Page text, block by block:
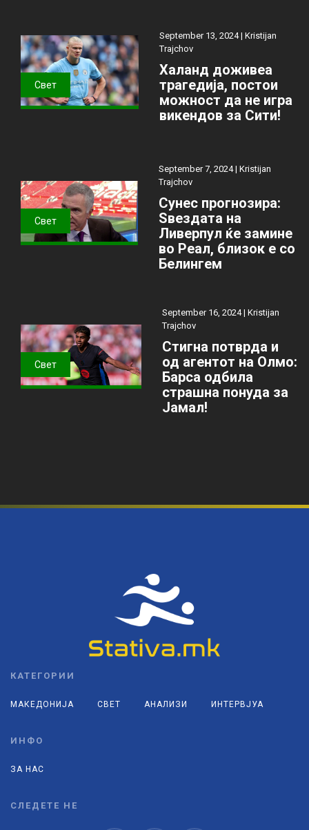
Свет
September 13, 2024 | Kristijan
Trajchov
Халанд доживеа
трагедија, постои
можност да не игра
викендов за Сити!
Свет
September 7, 2024 | Kristijan
Trajchov
Сунес прогнозира:
Ѕвездата на
Ливерпул ќе замине
во Реал, близок е со
Белингем
Свет
September 16, 2024 | Kristijan
Trajchov
Стигна потврда и
од агентот на Олмо:
Барса одбила
страшна понуда за
Јамал!
КАТЕГОРИИ
МАКЕДОНИЈА СВЕТ АНАЛИЗИ ИНТЕРВЈУА
ИНФО
ЗА НАС
СЛЕДЕТЕ НЕ